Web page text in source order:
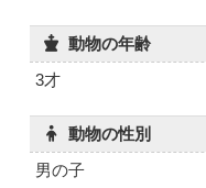
動物の年齢
3才
動物の性別
男の子